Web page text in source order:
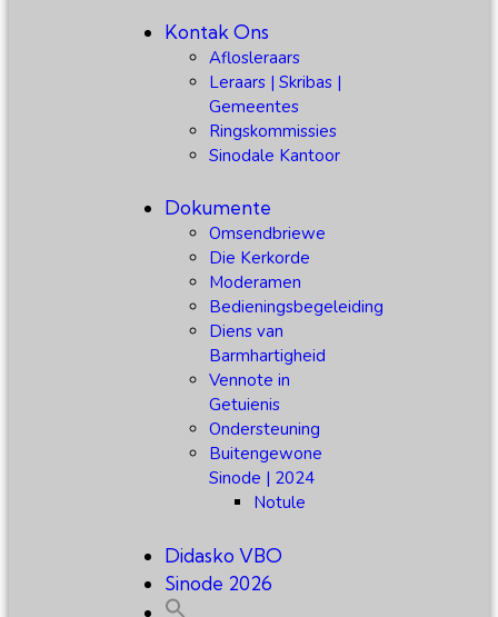
Kontak Ons
Aflosleraars
Leraars | Skribas |
Gemeentes
Ringskommissies
Sinodale Kantoor
Dokumente
Omsendbriewe
Die Kerkorde
Moderamen
Bedieningsbegeleiding
Diens van
Barmhartigheid
Vennote in
Getuienis
Ondersteuning
Buitengewone
Sinode | 2024
Notule
Didasko VBO
Sinode 2026